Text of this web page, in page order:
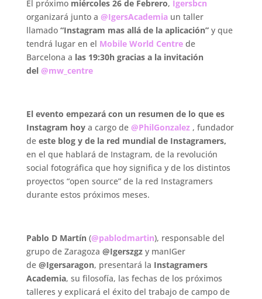
El próximo miércoles 26 de Febrero, Igersbcn
organizará junto a @IgersAcademiaun taller
llamado “Instagram mas allá de la aplicación”y que
tendrá lugar en el Mobile World Centrede
Barcelona a las 19:30h gracias a la invitación
del @mw_centre
El evento empezará con un resumen de lo que es
Instagram hoya cargo de @PhilGonzalez , fundador
deeste blog y de la red mundial de Instagramers,
en el que hablará de Instagram, de la revolución
social fotográfica que hoy significa y de los distintos
proyectos “open source” de la red Instagramers
durante estos próximos meses.
Pablo D Martín(@pablodmartin), responsable del
grupo de Zaragoza @Igerszgzy manIGer
de @Igersaragon, presentará la Instagramers
Academia, su filosofía, las fechas de los próximos
talleres y explicará el éxito del trabajo de campo de